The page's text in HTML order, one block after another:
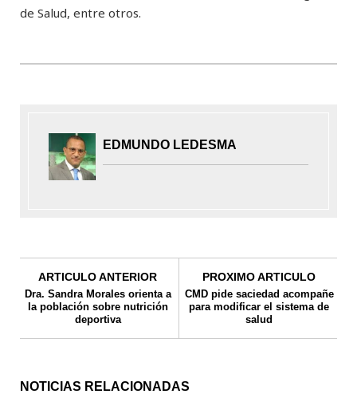
de Salud, entre otros.
EDMUNDO LEDESMA
ARTICULO ANTERIOR
Dra. Sandra Morales orienta a
la población sobre nutrición
deportiva
PROXIMO ARTICULO
CMD pide saciedad acompañe
para modificar el sistema de
salud
NOTICIAS RELACIONADAS